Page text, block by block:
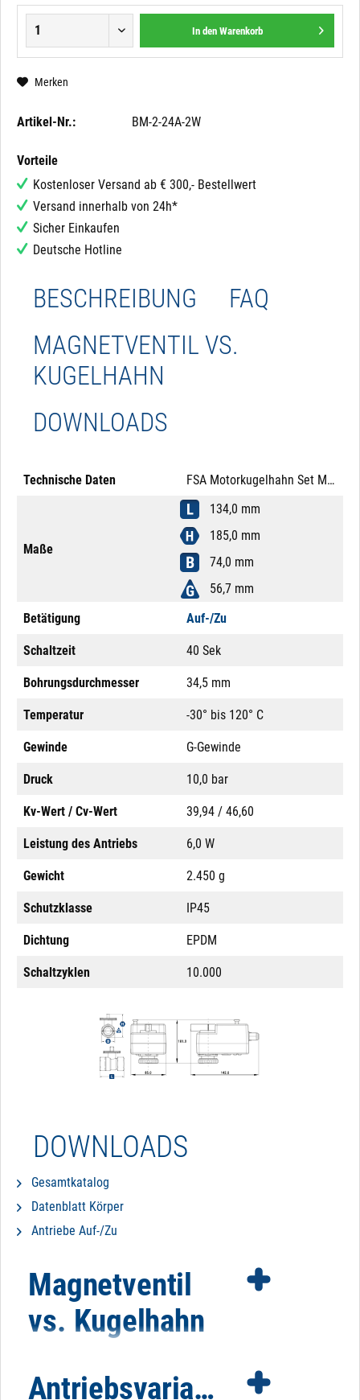
In den Warenkorb
Merken
Artikel-Nr.: BM-2-24A-2W
Vorteile
Kostenloser Versand ab € 300,- Bestellwert
Versand innerhalb von 24h*
Sicher Einkaufen
Deutsche Hotline
BESCHREIBUNG
FAQ
MAGNETVENTIL VS.
KUGELHAHN
DOWNLOADS
Technische Daten FSA Motorkugelhahn Set Messing 2" 24V AC Auf-/Zu Mutter Messing
Maße
134,0 mm
185,0 mm
74,0 mm
56,7 mm
Betätigung
Auf-/Zu
Schaltzeit 40 Sek
Bohrungsdurchmesser 34,5 mm
Temperatur -30° bis 120° C
Gewinde G-Gewinde
Druck 10,0 bar
Kv-Wert / Cv-Wert 39,94 / 46,60
Leistung des Antriebs 6,0 W
Gewicht 2.450 g
Schutzklasse IP45
Dichtung EPDM
Schaltzyklen 10.000
DOWNLOADS
Gesamtkatalog
Datenblatt Körper
Antriebe Auf-/Zu
Magnetventil
vs. Kugelhahn
Es gibt bestimmte Faktoren, die für oder gegen den
Antriebsvarianten